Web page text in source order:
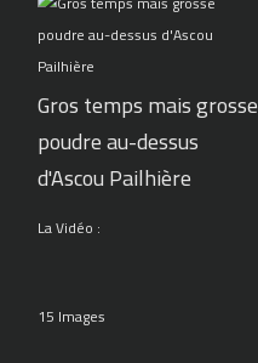
Gros temps mais grosse
poudre au-dessus
d'Ascou Pailhière
La Vidéo :
15 Images